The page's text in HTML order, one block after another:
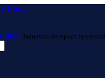
Нишу Званична интернет